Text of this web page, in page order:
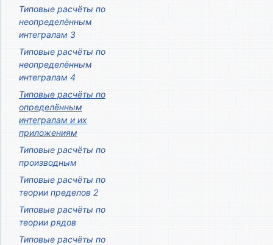
Типовые расчёты по
неопределённым
интегралам 3
Типовые расчёты по
неопределённым
интегралам 4
Типовые расчёты по
определённым
интегралам и их
приложениям
Типовые расчёты по
производным
Типовые расчёты по
теории пределов 2
Типовые расчёты по
теории рядов
Типовые расчёты по